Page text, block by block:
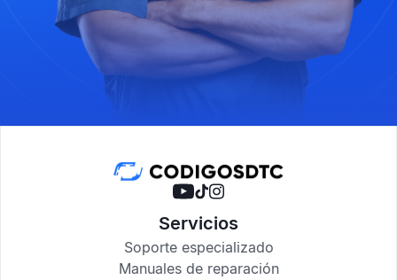
Servicios
Soporte especializado
Manuales de reparación